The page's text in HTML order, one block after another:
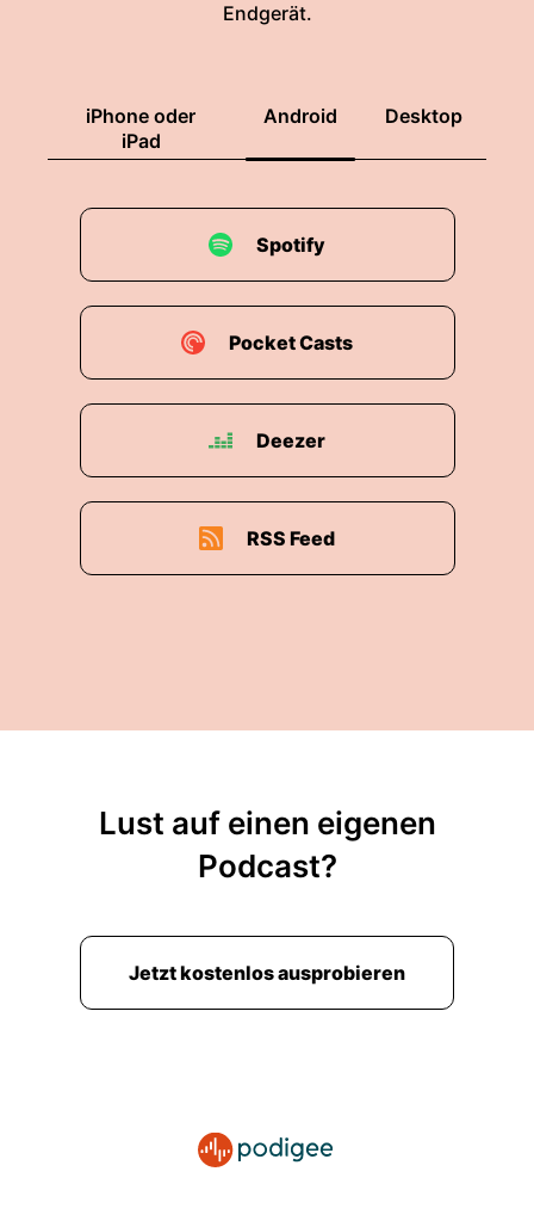
Endgerät.
iPhone oder
iPad
Android Desktop
Spotify
Pocket Casts
Deezer
RSS Feed
Lust auf einen eigenen
Podcast?
Jetzt kostenlos ausprobieren